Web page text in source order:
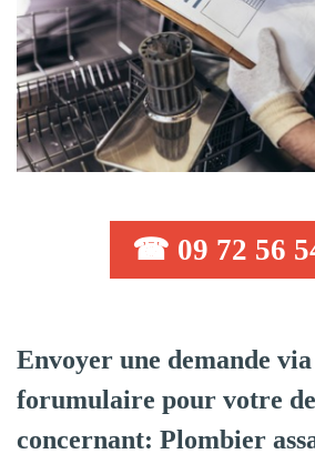
☎ 09 72 56
Envoyer une demande
forumulaire pour votre
concernant: Plombier